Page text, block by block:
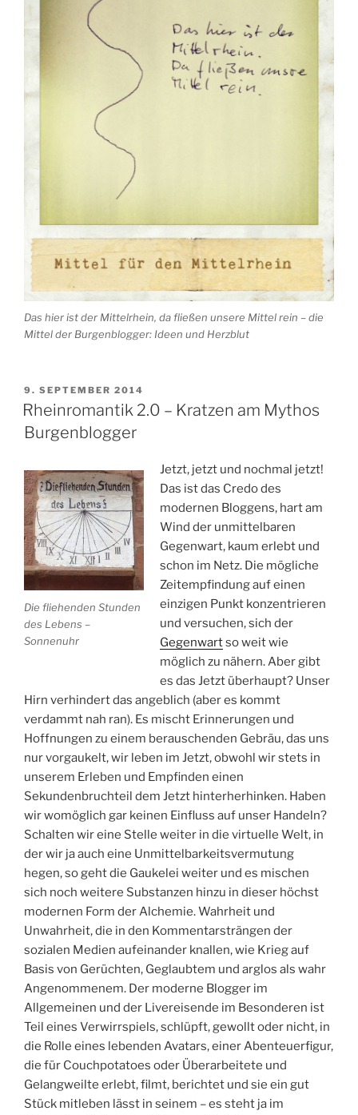
Das hier ist der Mittelrhein, da fließen unsere Mittel rein – die
Mittel der Burgenblogger: Ideen und Herzblut
VERÖFFENTLICHT
AM
9. SEPTEMBER 2014
Rheinromantik 2.0 – Kratzen am Mythos
Burgenblogger
Die fliehenden Stunden
des Lebens –
Sonnenuhr
Jetzt, jetzt und nochmal jetzt!
Das ist das Credo des
modernen Bloggens, hart am
Wind der unmittelbaren
Gegenwart, kaum erlebt und
schon im Netz. Die mögliche
Zeitempfindung auf einen
einzigen Punkt konzentrieren
und versuchen, sich der
Gegenwartso weit wie
möglich zu nähern. Aber gibt
es das Jetzt überhaupt? Unser
Hirn verhindert das angeblich (aber es kommt
verdammt nah ran). Es mischt Erinnerungen und
Hoffnungen zu einem berauschenden Gebräu, das uns
nur vorgaukelt, wir leben im Jetzt, obwohl wir stets in
unserem Erleben und Empfinden einen
Sekundenbruchteil dem Jetzt hinterherhinken. Haben
wir womöglich gar keinen Einfluss auf unser Handeln?
Schalten wir eine Stelle weiter in die virtuelle Welt, in
der wir ja auch eine Unmittelbarkeitsvermutung
hegen, so geht die Gaukelei weiter und es mischen
sich noch weitere Substanzen hinzu in dieser höchst
modernen Form der Alchemie. Wahrheit und
Unwahrheit, die in den Kommentarsträngen der
sozialen Medien aufeinander knallen, wie Krieg auf
Basis von Gerüchten, Geglaubtem und arglos als wahr
Angenommenem. Der moderne Blogger im
Allgemeinen und der Livereisende im Besonderen ist
Teil eines Verwirrspiels, schlüpft, gewollt oder nicht, in
die Rolle eines lebenden Avatars, einer Abenteuerfigur,
die für Couchpotatoes oder Überarbeitete und
Gelangweilte erlebt, filmt, berichtet und sie ein gut
Stück mitleben lässt in seinem – es steht ja im